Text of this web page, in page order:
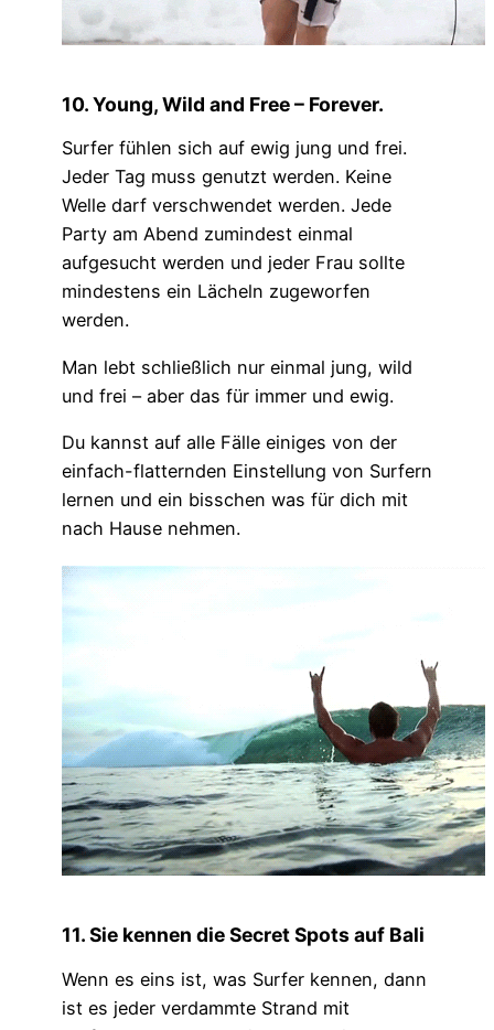
10. Young, Wild and Free – Forever.
Surfer fühlen sich auf ewig jung und frei.
Jeder Tag muss genutzt werden. Keine
Welle darf verschwendet werden. Jede
Party am Abend zumindest einmal
aufgesucht werden und jeder Frau sollte
mindestens ein Lächeln zugeworfen
werden.
Man lebt schließlich nur einmal jung, wild
und frei – aber das für immer und ewig.
Du kannst auf alle Fälle einiges von der
einfach-flatternden Einstellung von Surfern
lernen und ein bisschen was für dich mit
nach Hause nehmen.
11. Sie kennen die Secret Spots auf Bali
Wenn es eins ist, was Surfer kennen, dann
ist es jeder verdammte Strand mit